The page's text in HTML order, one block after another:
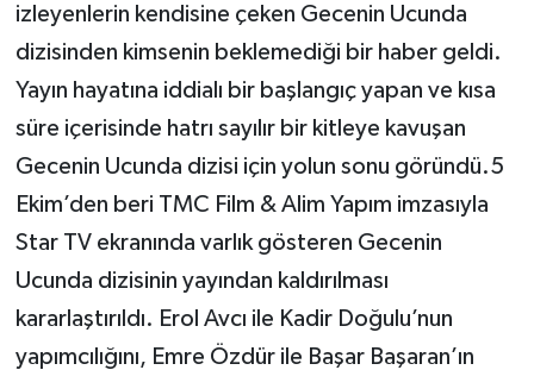
izleyenlerin kendisine çeken Gecenin Ucunda
dizisinden kimsenin beklemediği bir haber geldi.
Yayın hayatına iddialı bir başlangıç yapan ve kısa
süre içerisinde hatrı sayılır bir kitleye kavuşan
Gecenin Ucunda dizisi için yolun sonu göründü.5
Ekim’den beri TMC Film & Alim Yapım imzasıyla
Star TV ekranında varlık gösteren Gecenin
Ucunda dizisinin yayından kaldırılması
kararlaştırıldı. Erol Avcı ile Kadir Doğulu’nun
yapımcılığını, Emre Özdür ile Başar Başaran’ın